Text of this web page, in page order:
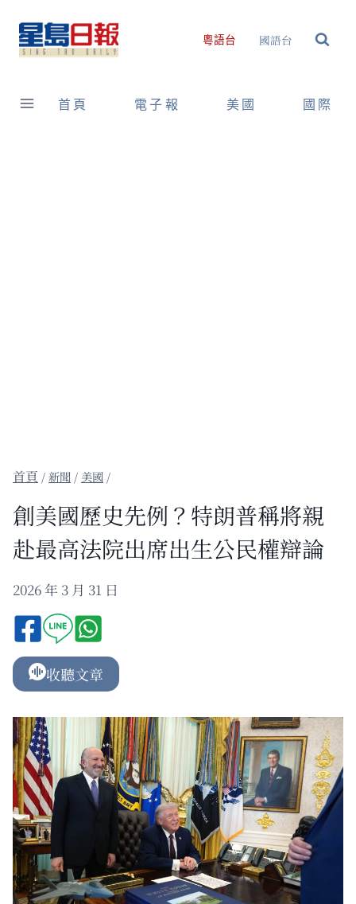
content
粵語台 國語台
首頁 電子報 美國 國際
/新聞 / 美國 /
創美國歷史先例？特朗普稱將親
赴最高法院出席出生公民權辯論
2026 年 3 月 31 日
收聽文章